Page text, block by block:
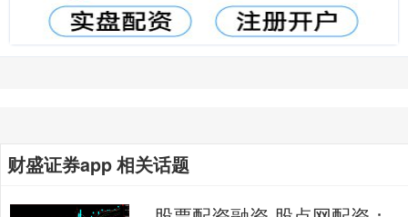
财盛证券app 相关话题